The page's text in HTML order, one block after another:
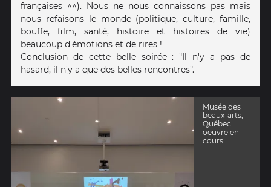
françaises ^^). Nous ne nous connaissons pas mais
nous refaisons le monde (politique, culture, famille,
bouffe, film, santé, histoire et histoires de vie)
beaucoup d'émotions et de rires !
Conclusion de cette belle soirée : "Il n'y a pas de
hasard, il n'y a que des belles rencontres".
Musée des
beaux-arts,
Québec
oeuvre en
cours...